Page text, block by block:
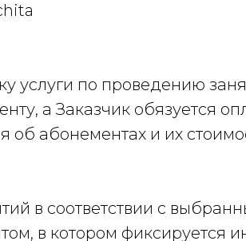
услуги по проведению
а Заказчик обязуется
абонементах и их
в соответствии с
в котором